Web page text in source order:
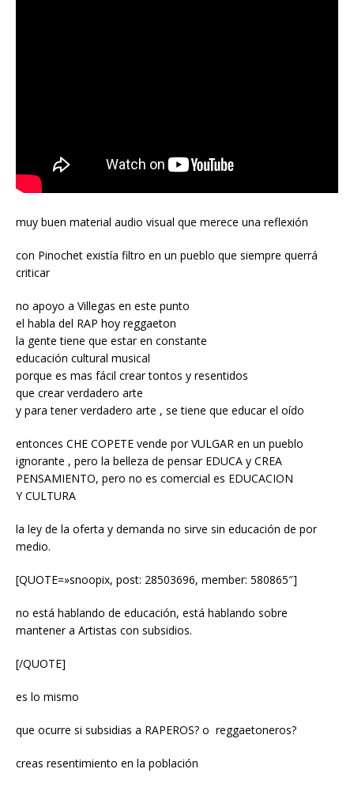
muy buen material audio visual que merece una reflexión
con Pinochet existía filtro en un pueblo que siempre querrá
criticar
no apoyo a Villegas en este punto
el habla del RAP hoy reggaeton
la gente tiene que estar en constante
educación cultural musical
porque es mas fácil crear tontos y resentidos
que crear verdadero arte
y para tener verdadero arte , se tiene que educar el oído
entonces CHE COPETE vende por VULGAR en un pueblo
ignorante , pero la belleza de pensar EDUCA y CREA
PENSAMIENTO, pero no es comercial es EDUCACION
Y CULTURA
la ley de la oferta y demanda no sirve sin educación de por
medio.
[QUOTE=»snoopix, post: 28503696, member: 580865″]
no está hablando de educación, está hablando sobre
mantener a Artistas con subsidios.
[/QUOTE]
es lo mismo
que ocurre si subsidias a RAPEROS? o reggaetoneros?
creas resentimiento en la población